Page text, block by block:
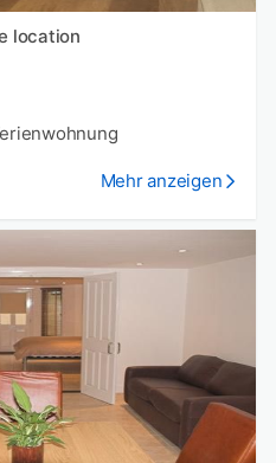
location
Mehr anzeigen